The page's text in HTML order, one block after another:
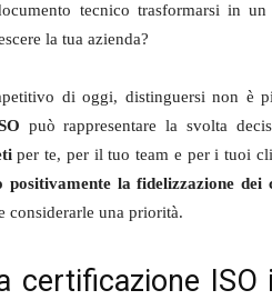
tecnico trasformarsi in un
la tua azienda?
di oggi, distinguersi non è
può rappresentare la svolta
per te, per il tuo team e per i tuoi
positivamente la fidelizzazione dei
considerarle una priorità.
certificazione